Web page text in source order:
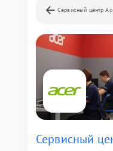
Сервисный центр
Сервисный